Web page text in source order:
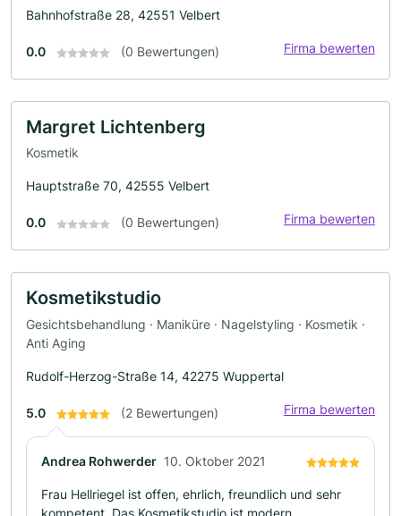
Bahnhofstraße 28, 42551 Velbert
0.0 (0 Bewertungen) Firma bewerten
Margret Lichtenberg
Kosmetik
Hauptstraße 70, 42555 Velbert
0.0 (0 Bewertungen) Firma bewerten
Kosmetikstudio
Gesichtsbehandlung · Maniküre · Nagelstyling · Kosmetik ·
Anti Aging
Rudolf-Herzog-Straße 14, 42275 Wuppertal
5.0 (2 Bewertungen) Firma bewerten
Andrea Rohwerder 10. Oktober 2021
Frau Hellriegel ist offen, ehrlich, freundlich und sehr
kompetent. Das Kosmetikstudio ist modern